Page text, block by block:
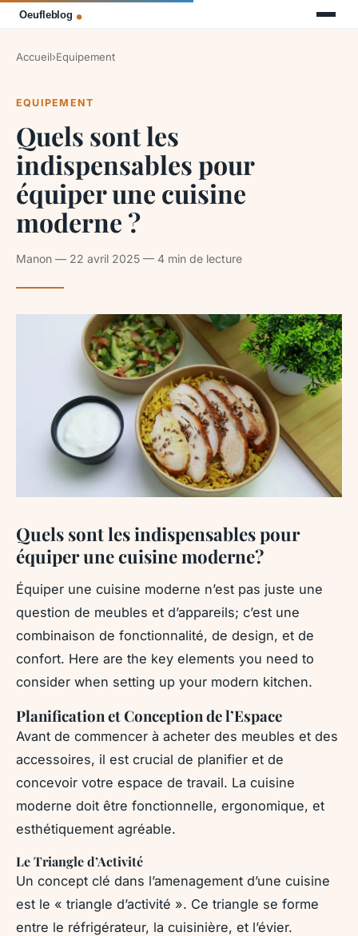
Accueil›Equipement
EQUIPEMENT
Quels sont les
indispensables pour
équiper une cuisine
moderne ?
Manon — 22 avril 2025 — 4 min de lecture
Quels sont les indispensables pour
équiper une cuisine moderne?
Équiper une cuisine moderne n’est pas juste une
question de meubles et d’appareils; c’est une
combinaison de fonctionnalité, de design, et de
confort. Here are the key elements you need to
consider when setting up your modern kitchen.
Planification et Conception de l’Espace
Avant de commencer à acheter des meubles et des
accessoires, il est crucial de planifier et de
concevoir votre espace de travail. La cuisine
moderne doit être fonctionnelle, ergonomique, et
esthétiquement agréable.
Le Triangle d’Activité
Un concept clé dans l’amenagement d’une cuisine
est le « triangle d’activité ». Ce triangle se forme
entre le réfrigérateur, la cuisinière, et l’évier.